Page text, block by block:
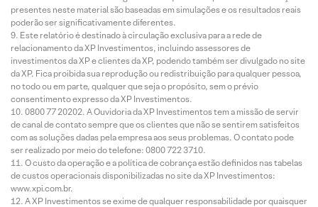
presentes neste material são baseadas em simulações e os resultados reais
poderão ser significativamente diferentes.
Este relatório é destinado à circulação exclusiva para a rede de
relacionamento da XP Investimentos, incluindo assessores de
investimentos da XP e clientes da XP, podendo também ser divulgado no site
da XP. Fica proibida sua reprodução ou redistribuição para qualquer pessoa,
no todo ou em parte, qualquer que seja o propósito, sem o prévio
consentimento expresso da XP Investimentos.
0800 77 20202. A Ouvidoria da XP Investimentos tem a missão de servir
de canal de contato sempre que os clientes que não se sentirem satisfeitos
com as soluções dadas pela empresa aos seus problemas. O contato pode
ser realizado por meio do telefone: 0800 722 3710.
O custo da operação e a política de cobrança estão definidos nas tabelas
de custos operacionais disponibilizadas no site da XP Investimentos:
www.xpi.com.br.
A XP Investimentos se exime de qualquer responsabilidade por quaisquer